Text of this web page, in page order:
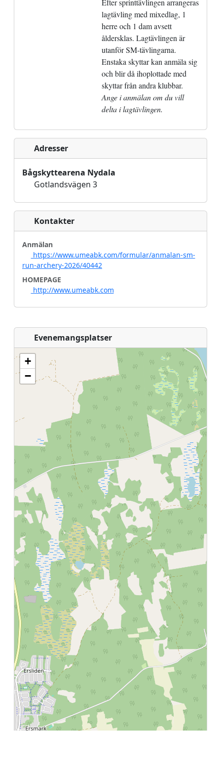
lagtävling med mixedlag, 1
herre och 1 dam avsett
åldersklas. Lagtävlingen är
utanför SM-tävlingarna.
Enstaka skyttar kan anmäla sig
och blir då ihoplottade med
skyttar från andra klubbar.
Ange i anmälan om du vill
delta i lagtävlingen.
Adresser
Bågskyttearena Nydala
Gotlandsvägen 3
Kontakter
Anmälan
https://www.umeabk.com/formular/anmalan-sm-
run-archery-2026/40442
HOMEPAGE
http://www.umeabk.com
Evenemangsplatser
+
−